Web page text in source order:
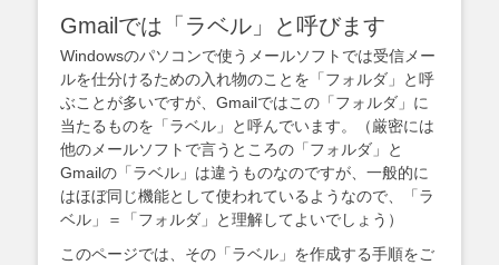
Gmailでは「ラベル」と呼びます
Windowsのパソコンで使うメールソフトでは受信メー
ルを仕分けるための入れ物のことを「フォルダ」と呼
ぶことが多いですが、Gmailではこの「フォルダ」に
当たるものを「ラベル」と呼んでいます。（厳密には
他のメールソフトで言うところの「フォルダ」と
Gmailの「ラベル」は違うものなのですが、一般的に
はほぼ同じ機能として使われているようなので、「ラ
ベル」＝「フォルダ」と理解してよいでしょう）
このページでは、その「ラベル」を作成する手順をご